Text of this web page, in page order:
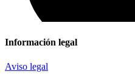
Información legal
Aviso legal